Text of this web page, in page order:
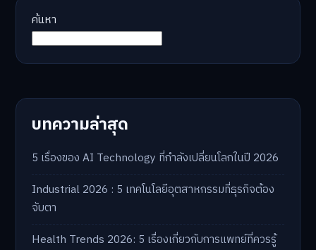
ค้นหา
บทความล่าสุด
5 เรื่องของ AI Technology ที่กำลังเปลี่ยนโลกในปี 2026
Industrial 2026 : 5 เทคโนโลยีอุตสาหกรรมที่ธุรกิจต้อง
จับตา
Health Trends 2026: 5 เรื่องเกี่ยวกับการแพทย์ที่ควรรู้